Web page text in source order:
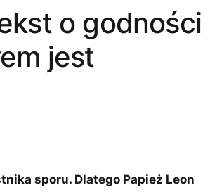
o godności
jest
sporu. Dlatego Papież Leon